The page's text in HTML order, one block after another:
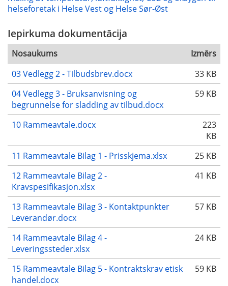
helseforetak i Helse Vest og Helse Sør-Øst
Iepirkuma dokumentācija
Nosaukums
Izmērs
03 Vedlegg 2 - Tilbudsbrev.docx
33 KB
04 Vedlegg 3 - Bruksanvisning og
begrunnelse for sladding av tilbud.docx
59 KB
10 Rammeavtale.docx
223
KB
11 Rammeavtale Bilag 1 - Prisskjema.xlsx
25 KB
12 Rammeavtale Bilag 2 -
Kravspesifikasjon.xlsx
41 KB
13 Rammeavtale Bilag 3 - Kontaktpunkter
Leverandør.docx
57 KB
14 Rammeavtale Bilag 4 -
Leveringssteder.xlsx
24 KB
15 Rammeavtale Bilag 5 - Kontraktskrav etisk
handel.docx
59 KB